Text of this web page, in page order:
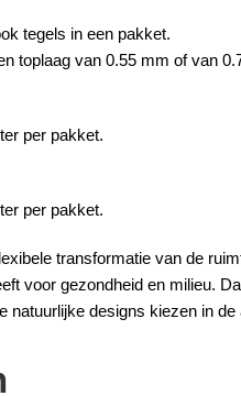
tegels in een pakket.
toplaag van 0.55 mm of van
per pakket.
per pakket.
transformatie van de
voor gezondheid en milieu.
designs kiezen in